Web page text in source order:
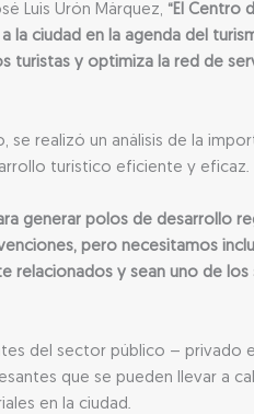
Luis Urón Márquez, “El Centro
la ciudad en la agenda del
turistas y optimiza la red de
realizó un análisis de la
turístico eficiente y eficaz.
generar polos de desarrollo
pero necesitamos
relacionados y sean uno de
del sector público – privado
que se pueden llevar a
en la ciudad.